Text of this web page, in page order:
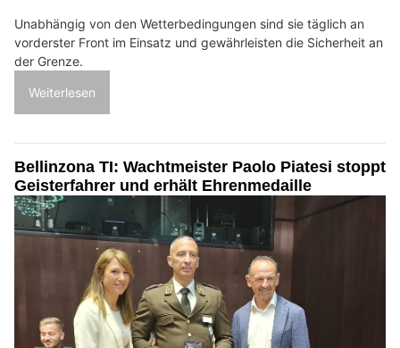
Unabhängig von den Wetterbedingungen sind sie täglich an
vorderster Front im Einsatz und gewährleisten die Sicherheit an
der Grenze.
Weiterlesen
Bellinzona TI: Wachtmeister Paolo Piatesi stoppt
Geisterfahrer und erhält Ehrenmedaille